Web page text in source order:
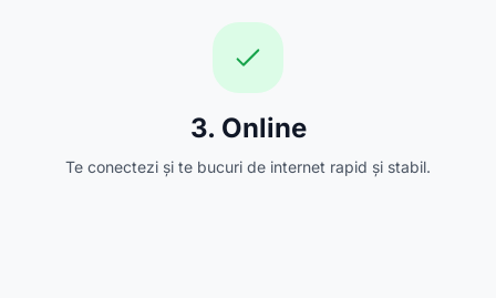
3. Online
Te conectezi și te bucuri de internet rapid și stabil.